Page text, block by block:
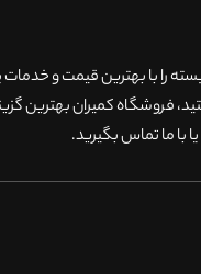
مداربسته را با بهترین قیمت
فروشگاه کمیران بهترین
با ما تماس بگیرید.